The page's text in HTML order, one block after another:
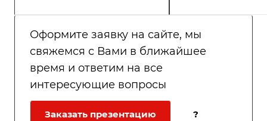
Оформите заявку на сайте, мы
свяжемся с Вами в ближайшее
время и ответим на все
интересующие вопросы
Заказать презентацию ?